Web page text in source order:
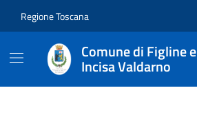
Regione Toscana
Comune di Figline e
Incisa Valdarno